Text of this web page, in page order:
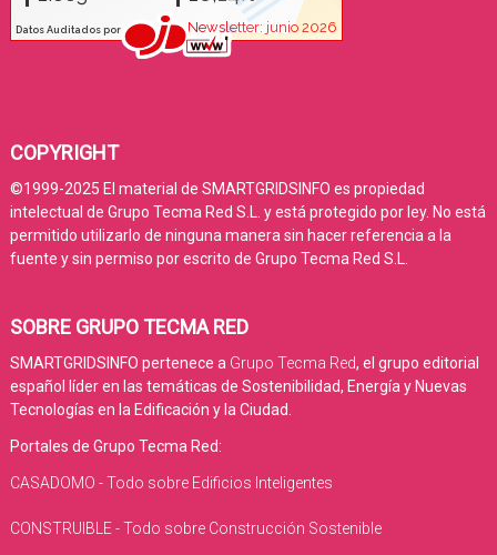
COPYRIGHT
©1999-2025 El material de SMARTGRIDSINFO es propiedad
intelectual de Grupo Tecma Red S.L. y está protegido por ley. No está
permitido utilizarlo de ninguna manera sin hacer referencia a la
fuente y sin permiso por escrito de Grupo Tecma Red S.L.
SOBRE GRUPO TECMA RED
SMARTGRIDSINFO pertenece a Grupo Tecma Red, el grupo editorial
español líder en las temáticas de Sostenibilidad, Energía y Nuevas
Tecnologías en la Edificación y la Ciudad.
Portales de Grupo Tecma Red:
CASADOMO - Todo sobre Edificios Inteligentes
CONSTRUIBLE - Todo sobre Construcción Sostenible